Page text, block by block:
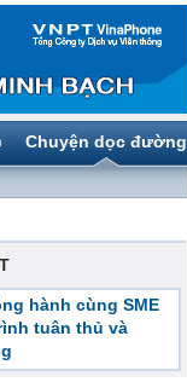
Chuyện dọc đường
hành cùng SME
tuân thủ và